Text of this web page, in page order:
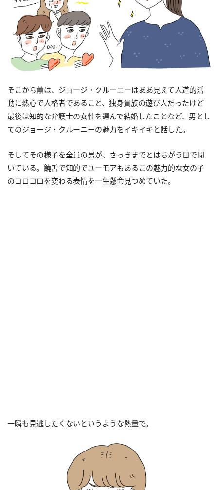
そこから薫は、ジョージ・クルーニーはああ見えて人道的活
動に熱心で人格者であること、独身貴族の遊び人だったけど
最後は知的な弁護士の女性を選んで結婚したことなど、男とし
てのジョージ・クルーニーの魅力をイキイキと話した。
そしてその様子を全員の男が、さっきまでとはちがう目で聞
いている。饒舌で知的でユーモアもあるこの魅力的な女の子
のコロコロを変わる表情を一生懸命見つめていた。
一瞬も見逃したくないというような熱量で。